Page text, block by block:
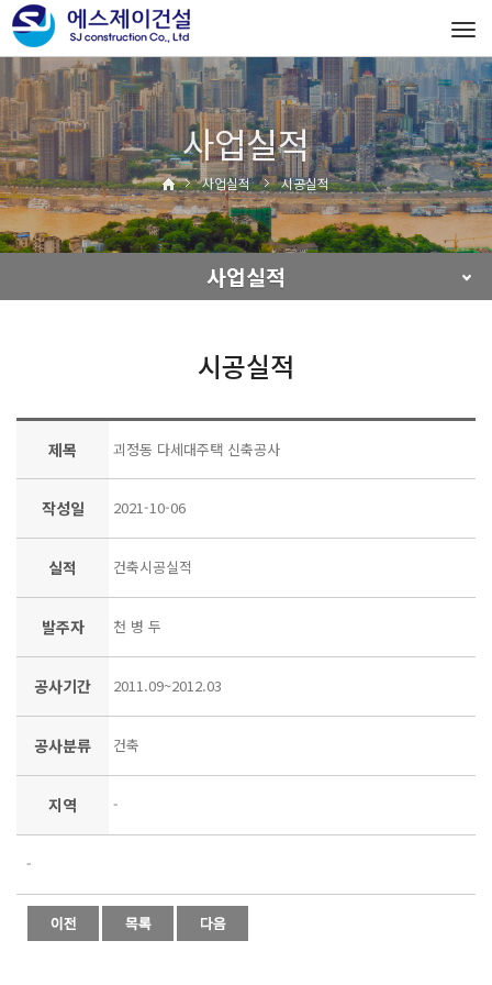
사업실적
사업실적 시공실적
사업실적
시공실적
제목 괴정동 다세대주택 신축공사
작성일 2021-10-06
실적 건축시공실적
발주자 천 병 두
공사기간 2011.09~2012.03
공사분류 건축
지역 -
-